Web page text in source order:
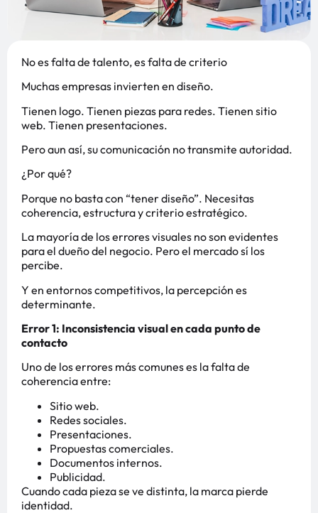
No es falta de talento, es falta de criterio
Muchas empresas invierten en diseño.
Tienen logo. Tienen piezas para redes. Tienen sitio
web. Tienen presentaciones.
Pero aun así, su comunicación no transmite autoridad.
¿Por qué?
Porque no basta con “tener diseño”. Necesitas
coherencia, estructura y criterio estratégico.
La mayoría de los errores visuales no son evidentes
para el dueño del negocio. Pero el mercado sí los
percibe.
Y en entornos competitivos, la percepción es
determinante.
Error 1: Inconsistencia visual en cada punto de
contacto
Uno de los errores más comunes es la falta de
coherencia entre:
Sitio web.
Redes sociales.
Presentaciones.
Propuestas comerciales.
Documentos internos.
Publicidad.
Cuando cada pieza se ve distinta, la marca pierde
identidad.